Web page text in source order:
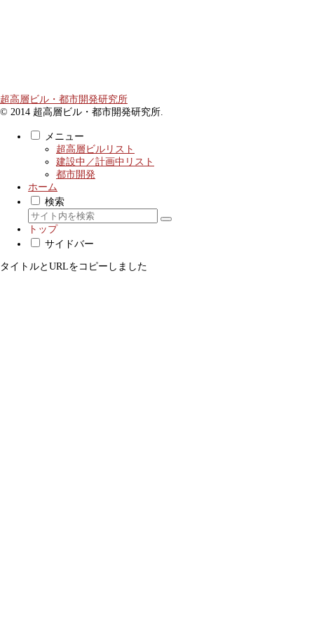
超高層ビル・都市開発研究所
© 2014 超高層ビル・都市開発研究所.
メニュー
超高層ビルリスト
建設中／計画中リスト
都市開発
ホーム
検索
トップ
サイドバー
タイトルとURLをコピーしました